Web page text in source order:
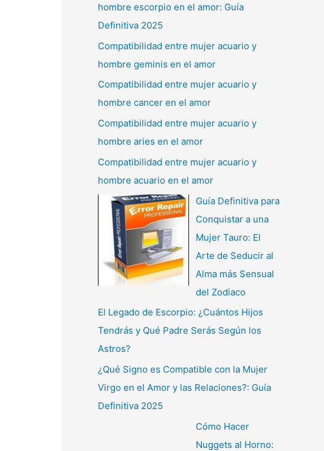
hombre escorpio en el amor: Guía
Definitiva 2025
Compatibilidad entre mujer acuario y
hombre geminis en el amor
Compatibilidad entre mujer acuario y
hombre cancer en el amor
Compatibilidad entre mujer acuario y
hombre aries en el amor
Compatibilidad entre mujer acuario y
hombre acuario en el amor
Guía Definitiva para
Conquistar a una
Mujer Tauro: El
Arte de Seducir al
Alma más Sensual
del Zodiaco
El Legado de Escorpio: ¿Cuántos Hijos
Tendrás y Qué Padre Serás Según los
Astros?
¿Qué Signo es Compatible con la Mujer
Virgo en el Amor y las Relaciones?: Guía
Definitiva 2025
Cómo Hacer
Nuggets al Horno: